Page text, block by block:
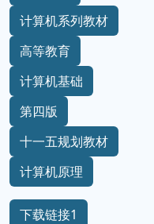
计算机系列教材
高等教育
计算机基础
第四版
十一五规划教材
计算机原理
下载链接1